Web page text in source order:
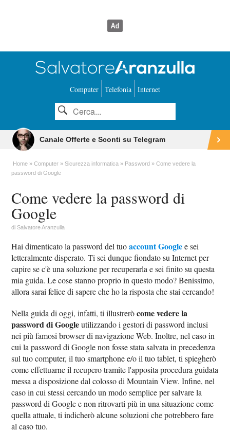
Computer Telefonia Internet
Canale Offerte e Sconti su Telegram
Home Computer Sicurezza informatica Password
Come vedere la
password di Google
Come vedere la password di
Google
diSalvatore Aranzulla
Hai dimenticato la password del tuoaccount Googlee sei
letteralmente disperato. Ti sei dunque fiondato su Internet per
capire se c'è una soluzione per recuperarla e sei finito su questa
mia guida. Le cose stanno proprio in questo modo? Benissimo,
allora sarai felice di sapere che ho la risposta che stai cercando!
Nella guida di oggi, infatti, ti illustreròcome vedere la
password di Googleutilizzando i gestori di password inclusi
nei più famosi browser di navigazione Web. Inoltre, nel caso in
cui la password di Google non fosse stata salvata in precedenza
sul tuo computer, il tuo smartphone e/o il tuo tablet, ti spiegherò
come effettuarne il recupero tramite l'apposita procedura guidata
messa a disposizione dal colosso di Mountain View. Infine, nel
caso in cui stessi cercando un modo semplice per salvare la
password di Google e non ritrovarti più in una situazione come
quella attuale, ti indicherò alcune soluzioni che potrebbero fare
al caso tuo.